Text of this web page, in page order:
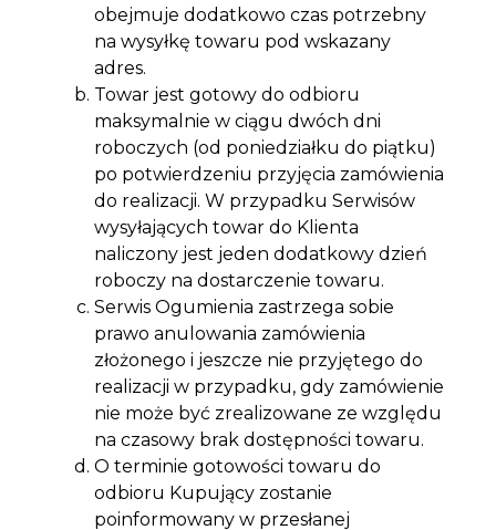
obejmuje dodatkowo czas potrzebny
na wysyłkę towaru pod wskazany
adres.
Towar jest gotowy do odbioru
maksymalnie w ciągu dwóch dni
roboczych (od poniedziałku do piątku)
po potwierdzeniu przyjęcia zamówienia
do realizacji. W przypadku Serwisów
wysyłających towar do Klienta
naliczony jest jeden dodatkowy dzień
roboczy na dostarczenie towaru.
Serwis Ogumienia zastrzega sobie
prawo anulowania zamówienia
złożonego i jeszcze nie przyjętego do
realizacji w przypadku, gdy zamówienie
nie może być zrealizowane ze względu
na czasowy brak dostępności towaru.
O terminie gotowości towaru do
odbioru Kupujący zostanie
poinformowany w przesłanej